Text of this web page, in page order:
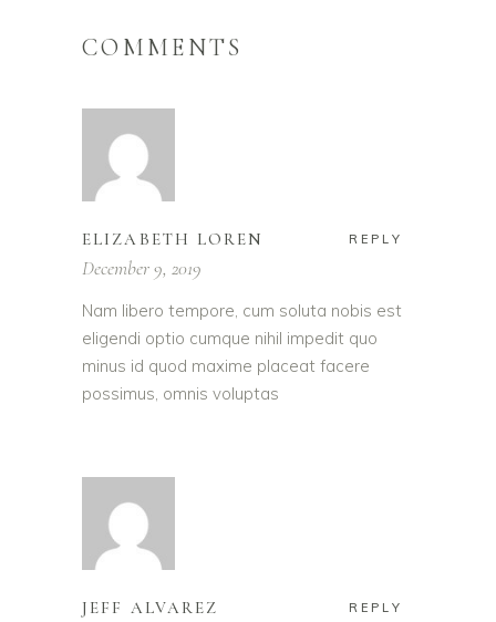
COMMENTS
ELIZABETH LOREN REPLY
December 9, 2019
Nam libero tempore, cum soluta nobis est
eligendi optio cumque nihil impedit quo
minus id quod maxime placeat facere
possimus, omnis voluptas
JEFF ALVAREZ REPLY